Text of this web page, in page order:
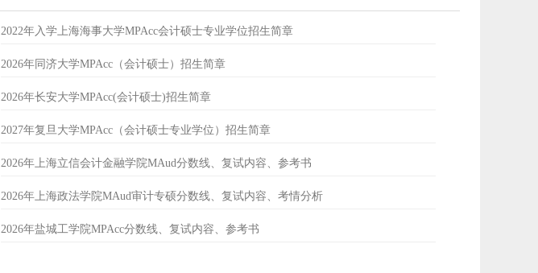
2022年入学上海海事大学MPAcc会计硕士专业学位招生简章
2026年同济大学MPAcc（会计硕士）招生简章
2026年长安大学MPAcc(会计硕士)招生简章
2027年复旦大学MPAcc（会计硕士专业学位）招生简章
2026年上海立信会计金融学院MAud分数线、复试内容、参考书
2026年上海政法学院MAud审计专硕分数线、复试内容、考情分析
2026年盐城工学院MPAcc分数线、复试内容、参考书